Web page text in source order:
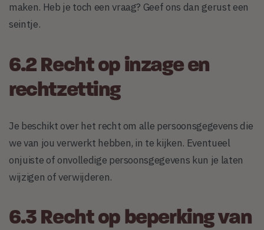
maken. Heb je toch een vraag? Geef ons dan gerust een
seintje.
6.2 Recht op inzage en
rechtzetting
Je beschikt over het recht om alle persoonsgegevens die
we van jou verwerkt hebben, in te kijken. Eventueel
onjuiste of onvolledige persoonsgegevens kun je laten
wijzigen of verwijderen.
6.3 Recht op beperking van